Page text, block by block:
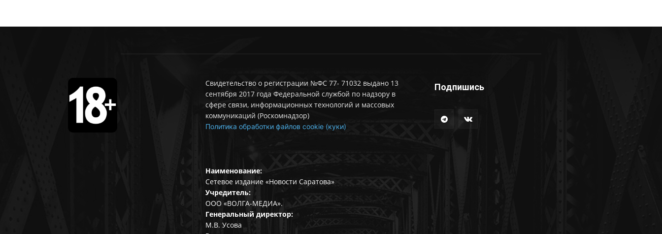
Свидетельство о регистрации №ФС 77- 71032 выдано 13
сентября 2017 года Федеральной службой по надзору в
сфере связи, информационных технологий и массовых
коммуникаций (Роскомнадзор)
Политика обработки файлов cookie (куки)
Наименование:
Сетевое издание «Новости Саратова»
Учредитель:
ООО «ВОЛГА-МЕДИА».
Генеральный директор:
М.В. Усова
Подпишись